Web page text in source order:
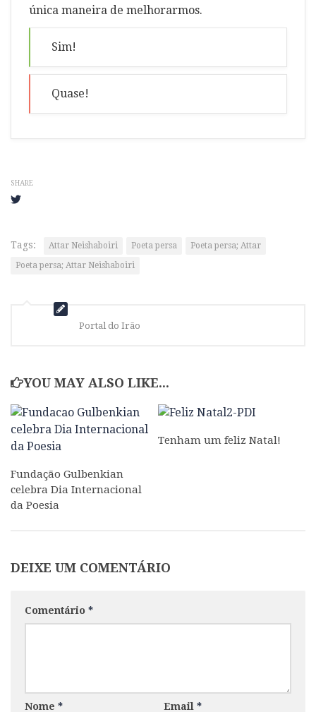
única maneira de melhorarmos.
Sim!
Quase!
SHARE
Tags: Attar Neishaboiri Poeta persa
Poeta persa; Attar
Poeta persa; Attar Neishaboiri
Portal do Irão
YOU MAY ALSO LIKE...
Fundação Gulbenkian
celebra Dia Internacional
da Poesia
Tenham um feliz Natal!
DEIXE UM COMENTÁRIO
Comentário *
Nome * Email *